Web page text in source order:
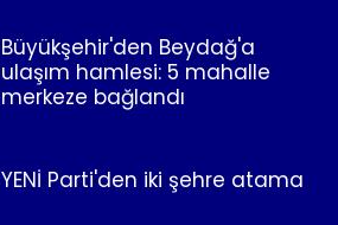
Büyükşehir'den Beydağ'a
ulaşım hamlesi: 5 mahalle
merkeze bağlandı
YENİ Parti'den iki şehre atama